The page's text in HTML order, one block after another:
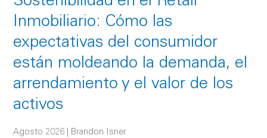
Inmobiliario: Cómo las
expectativas del consumidor
están moldeando la demanda, el
arrendamiento y el valor de los
activos
Agosto 2026 | Brandon Isner
moldeando
demanda,
el
y
el
de